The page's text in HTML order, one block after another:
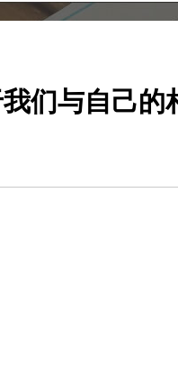
们与自己的